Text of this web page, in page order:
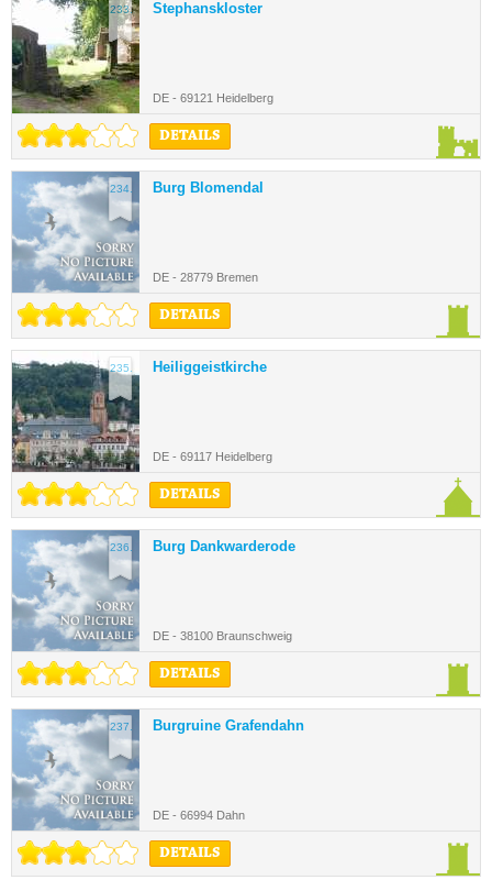
233. Stephanskloster
DE - 69121 Heidelberg
DETAILS
234. Burg Blomendal
DE - 28779 Bremen
DETAILS
235. Heiliggeistkirche
DE - 69117 Heidelberg
DETAILS
236. Burg Dankwarderode
DE - 38100 Braunschweig
DETAILS
237. Burgruine Grafendahn
DE - 66994 Dahn
DETAILS